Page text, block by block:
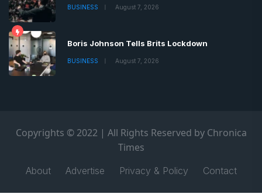
BUSINESS August 7, 2026
Boris Johnson Tells Brits Lockdown
BUSINESS August 7, 2026
Copyrights © 2022 | All Rights Reserved by Chronica
Times
About Advertise Privacy & Policy Contact